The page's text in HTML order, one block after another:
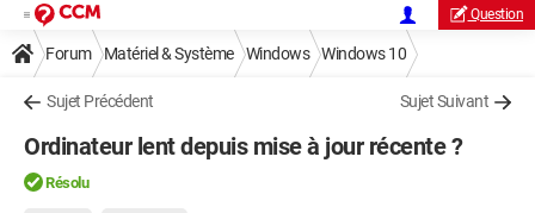
Question
Forum Matériel & Système Windows Windows 10
Sujet Précédent Sujet Suivant
Ordinateur lent depuis mise à jour récente ?
Résolu